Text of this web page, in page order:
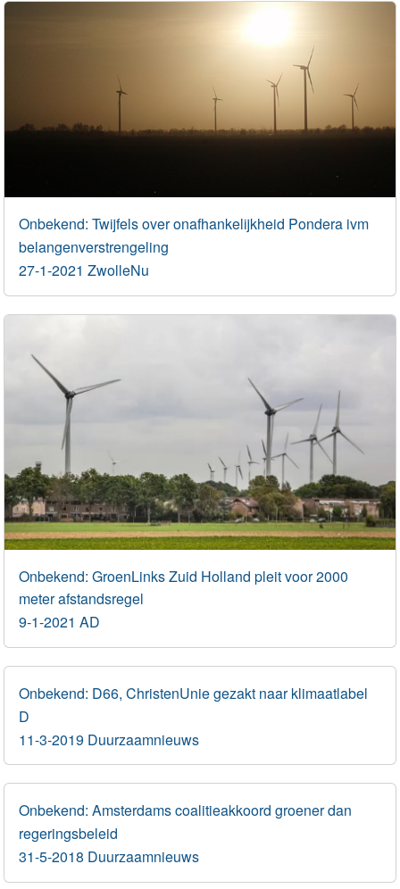
Onbekend: Twijfels over onafhankelijkheid Pondera ivm
belangenverstrengeling
27-1-2021 ZwolleNu
Onbekend: GroenLinks Zuid Holland pleit voor 2000
meter afstandsregel
9-1-2021 AD
Onbekend: D66, ChristenUnie gezakt naar klimaatlabel
D
11-3-2019 Duurzaamnieuws
Onbekend: Amsterdams coalitieakkoord groener dan
regeringsbeleid
31-5-2018 Duurzaamnieuws